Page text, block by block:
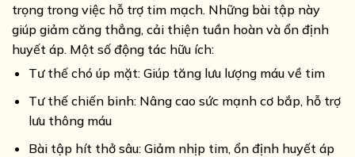
trọng trong việc hỗ trợ tim mạch. Những bài tập này
giúp giảm căng thẳng, cải thiện tuần hoàn và ổn định
huyết áp. Một số động tác hữu ích:
Tư thế chó úp mặt: Giúp tăng lưu lượng máu về tim
Tư thế chiến binh: Nâng cao sức mạnh cơ bắp, hỗ trợ
lưu thông máu
Bài tập hít thở sâu: Giảm nhịp tim, ổn định huyết áp